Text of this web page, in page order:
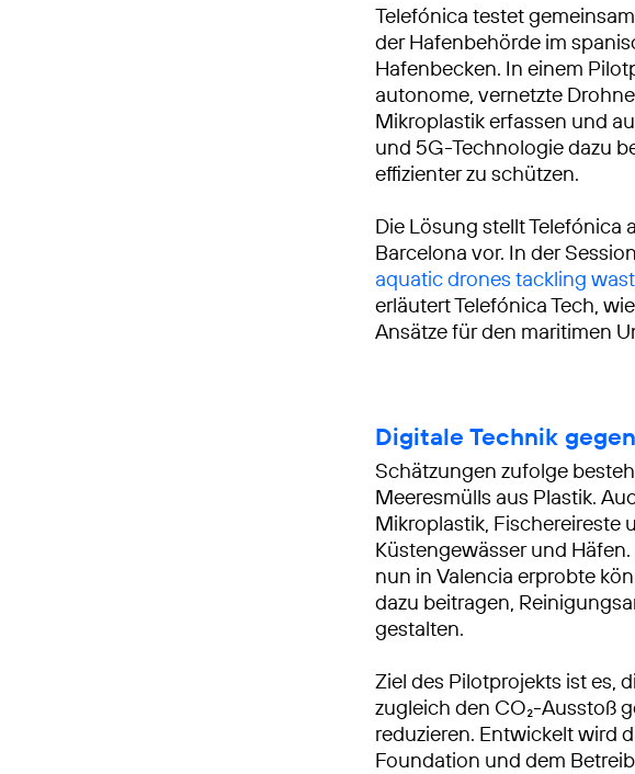
Telefónica testet
der Hafenbehörde im
Hafenbecken. In einem
autonome, vernetzte
Mikroplastik erfassen und
und 5G-Technologie dazu
effizienter zu schützen.
Die Lösung stellt Telefónica
Barcelona vor. In der Session
aquatic drones tackling
erläutert Telefónica Tech,
Ansätze für den maritimen
Digitale Technik
Schätzungen zufolge
Meeresmülls aus Plastik.
Mikroplastik, Fischereireste
Küstengewässer und
nun in Valencia erprobte
dazu beitragen,
gestalten.
Ziel des Pilotprojekts ist es,
zugleich den CO₂-Ausstoß
reduzieren. Entwickelt wird
Foundation und dem